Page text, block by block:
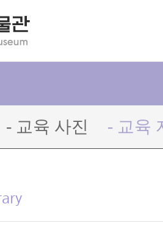
- 교육 사진 - 교육